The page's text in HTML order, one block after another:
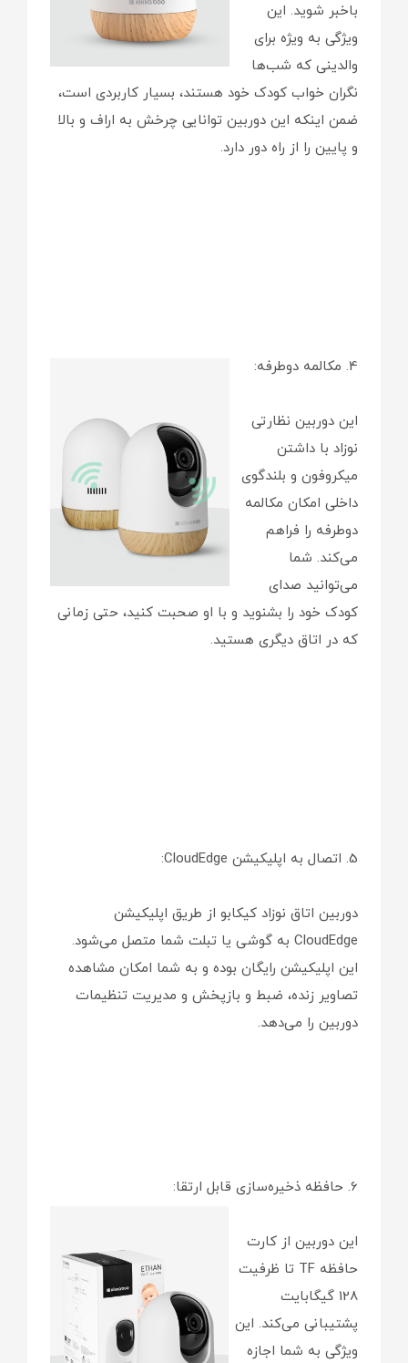
باخبر شوید. این
ویژگی به ویژه برای
والدینی که شب‌ها
نگران خواب کودک خود هستند، بسیار کاربردی است،
ضمن اینکه این دوربین توانایی چرخش به اراف و بالا
و پایین را از راه دور دارد.
4. مکالمه دوطرفه:
این دوربین نظارتی
نوزاد با داشتن
میکروفون و بلندگوی
داخلی امکان مکالمه
دوطرفه را فراهم
می‌کند. شما
می‌توانید صدای
کودک خود را بشنوید و با او صحبت کنید، حتی زمانی
که در اتاق دیگری هستید.
5. اتصال به اپلیکیشن CloudEdge:
دوربین اتاق نوزاد کیکابو از طریق اپلیکیشن
CloudEdge به گوشی یا تبلت شما متصل می‌شود.
این اپلیکیشن رایگان بوده و به شما امکان مشاهده
تصاویر زنده، ضبط و بازپخش و مدیریت تنظیمات
دوربین را می‌دهد.
6. حافظه ذخیره‌سازی قابل ارتقا:
این دوربین از کارت
حافظه TF تا ظرفیت
128 گیگابایت
پشتیبانی می‌کند. این
ویژگی به شما اجازه